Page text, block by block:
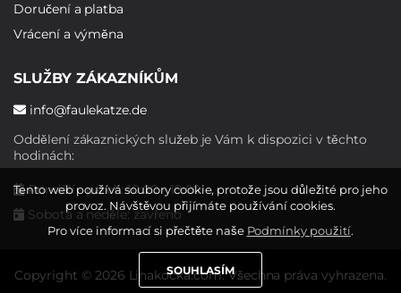
Doručení a platba
Vrácení a výměna
SLUŽBY ZÁKAZNÍKŮM
info@faulekatze.de
Oddělení zákaznických služeb je Vám k dispozici v těchto
hodinách:
Pondělí - pátek: 10:00 - 19:00
Sobota a neděle: zavřeno
Copyright © 2026 Linakocka.com. Všechna práva vyhrazena.
Tento web používá soubory cookie, protože jsou důležité pro jeho
provoz. Návštěvou přijímáte používání cookies.
Pro více informací si přečtěte naše Podmínky použití.
SOUHLASÍM